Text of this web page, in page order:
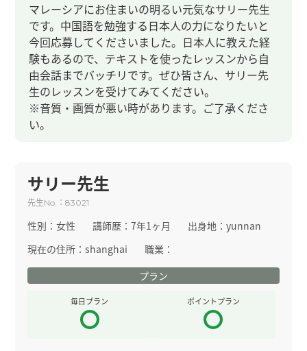
マレーシアにお住まいの明るい元気なサリー先生
です。中国語を勉強する日本人の力になりたいと
今回応募してくださいました。日本人に教えた経
験もあるので、テキストを使ったレッスンから自
由会話までバッチリです。ぜひ皆さん、サリー先
生のレッスンを受けてみてください。
※音質・画質が悪い時があります。ご了承くださ
い。
サリー先生
先生No. ：83021
性別：女性 講師歴：7年1ヶ月 出身地：yunnan
現在の住所：shanghai
職業：
プラン
毎日プラン ポイントプラン